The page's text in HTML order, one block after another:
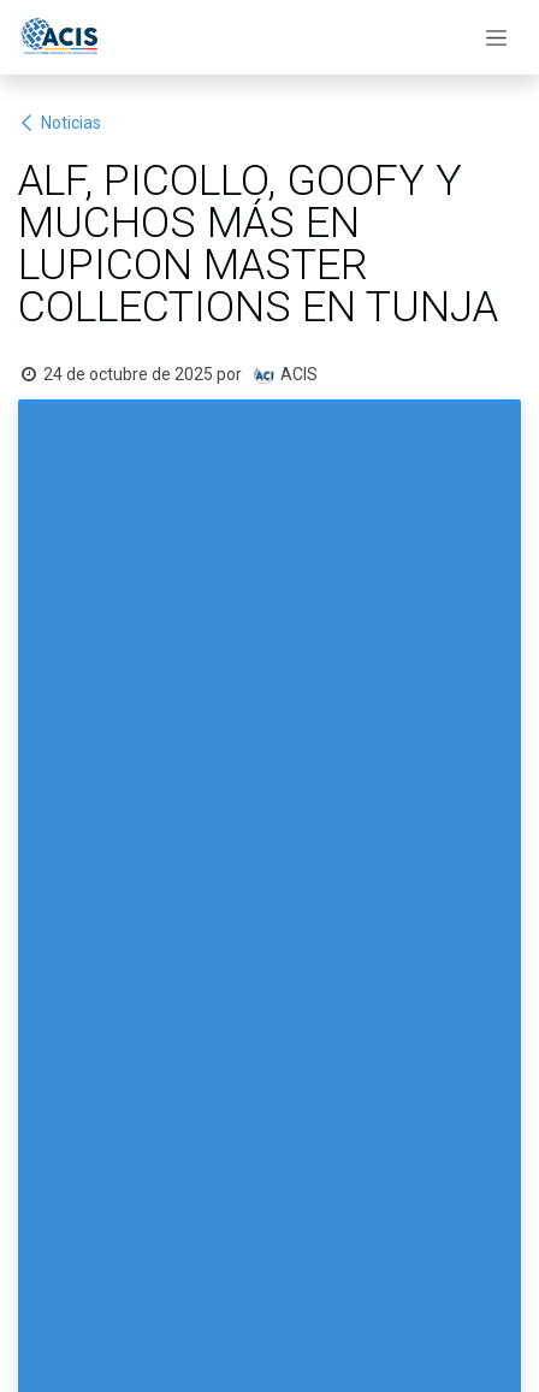
Noticias
ALF, PICOLLO, GOOFY Y
MUCHOS MÁS EN
LUPICON MASTER
COLLECTIONS EN TUNJA
24 de octubre de 2025 por ACIS